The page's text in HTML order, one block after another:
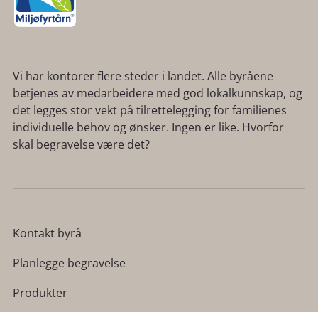
Vi har kontorer flere steder i landet. Alle byråene
betjenes av medarbeidere med god lokalkunnskap, og
det legges stor vekt på tilrettelegging for familienes
individuelle behov og ønsker. Ingen er like. Hvorfor
skal begravelse være det?
Kontakt byrå
Planlegge begravelse
Produkter